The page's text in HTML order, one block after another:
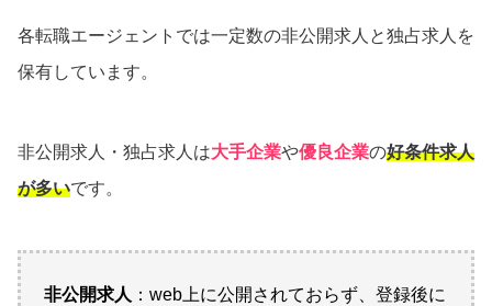
各転職エージェントでは一定数の非公開求人と独占求人を
保有しています。
非公開求人・独占求人は大手企業や優良企業の好条件求人
が多いです。
非公開求人 ：web上に公開されておらず、登録後に